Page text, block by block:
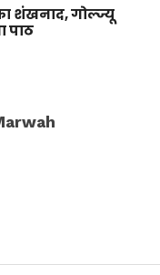
शंखनाद, गोल्ज्यू
पाठ